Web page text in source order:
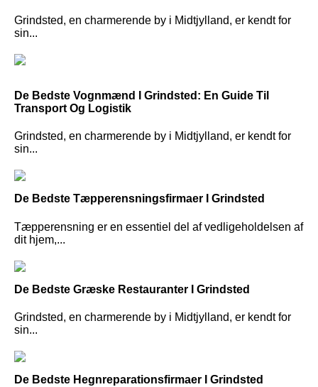
Grindsted, en charmerende by i Midtjylland, er kendt for
sin...
De Bedste Vognmænd I Grindsted: En Guide Til
Transport Og Logistik
Grindsted, en charmerende by i Midtjylland, er kendt for
sin...
De Bedste Tæpperensningsfirmaer I Grindsted
Tæpperensning er en essentiel del af vedligeholdelsen af
dit hjem,...
De Bedste Græske Restauranter I Grindsted
Grindsted, en charmerende by i Midtjylland, er kendt for
sin...
De Bedste Hegnreparationsfirmaer I Grindsted